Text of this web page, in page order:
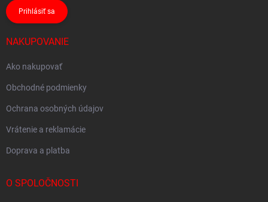
Prihlásiť sa
NAKUPOVANIE
Ako nakupovať
Obchodné podmienky
Ochrana osobných údajov
Vrátenie a reklamácie
Doprava a platba
O SPOLOČNOSTI